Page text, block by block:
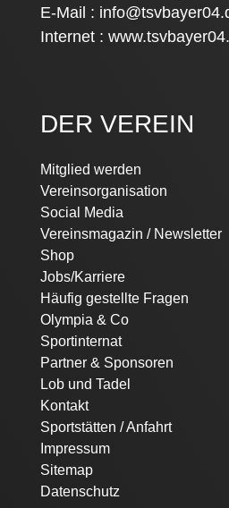
E-Mail :
Internet :
DER VEREIN
Navigation
überspringen
Mitglied werden
Vereinsorganisation
Social Media
Vereinsmagazin / Newsletter
Shop
Jobs/Karriere
Häufig gestellte Fragen
Olympia & Co
Sportinternat
Partner & Sponsoren
Lob und Tadel
Kontakt
Sportstätten / Anfahrt
Impressum
Sitemap
Datenschutz